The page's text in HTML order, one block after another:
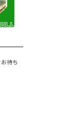
待ち